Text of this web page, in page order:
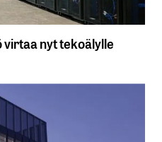
virtaa nyt tekoälylle